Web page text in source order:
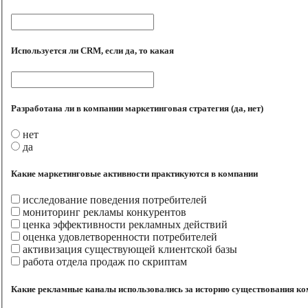
Используется ли CRM, если да, то какая
Разработана ли в компании маркетинговая стратегия (да, нет)
нет
да
Какие маркетинговые активности практикуются в компании
исследование поведения потребителей
мониторинг рекламы конкурентов
ценка эффективности рекламных действий
оценка удовлетворенности потребителей
активизация существующей клиентской базы
работа отдела продаж по скриптам
Какие рекламные каналы использовались за историю существования